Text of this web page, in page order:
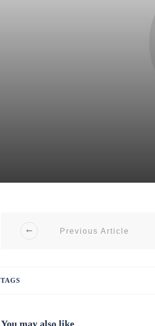
Previous Article
TAGS
You may also like